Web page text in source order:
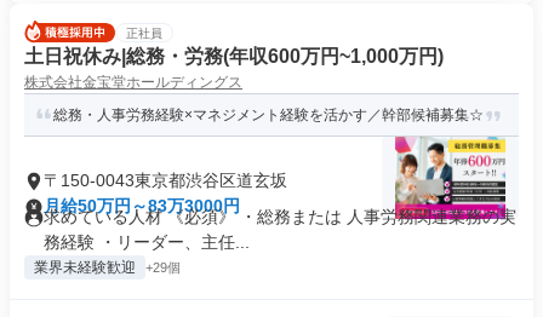
正社員
土日祝休み|総務・労務(年収600万円~1,000万円)
株式会社金宝堂ホールディングス
総務・人事労務経験×マネジメント経験を活かす／幹部候補募集☆
〒150-0043東京都渋谷区道玄坂
月給50万円～83万3000円
求めている人材 《必須》 ・総務または 人事労務関連業務の実
務経験 ・リーダー、主任...
業界未経験歓迎 +29個